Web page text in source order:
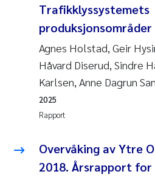
Kathinka Fürst
Caroline Enge
Hans Nicolai Adam
Mari Moren
Paula Brighytte Ocampo
Trafikklyssystemets
Agnes Holstad, Geir
Håvard Diserud, Sindre
Karlsen, Anne Dagrun
Rapport
2025
Overvåking av Ytre
2018. Årsrapport for